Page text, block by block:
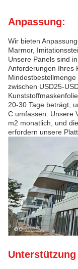
Anpassung:
Wir bieten
Marmor,
Unsere Panels sind
Anforderungen Ihres
zwischen USD25-
20-30 Tage beträgt,
C umfassen. Unsere
m2 monatlich, und
erfordern unsere